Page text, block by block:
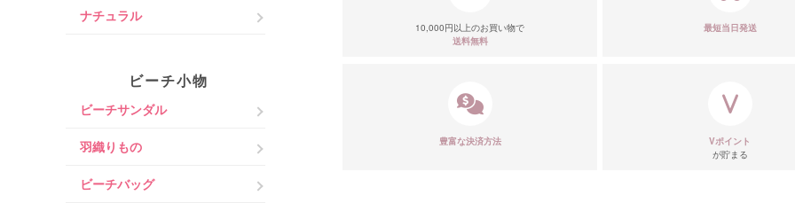
ナチュラル
ビーチ小物
ビーチサンダル
羽織りもの
ビーチバッグ
10,000円以上のお買い物で
送料無料
最短当日発送
豊富な決済方法
Vポイント
が貯まる